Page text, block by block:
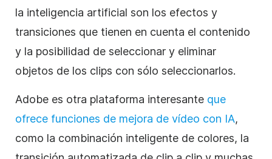
la inteligencia artificial son los efectos y
transiciones que tienen en cuenta el contenido
y la posibilidad de seleccionar y eliminar
objetos de los clips con sólo seleccionarlos.
Adobe es otra plataforma interesante que
ofrece funciones de mejora de vídeo con IA,
como la combinación inteligente de colores, la